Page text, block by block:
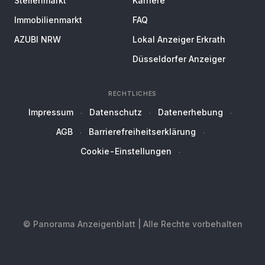
Immobilienmarkt
AZUBI NRW
FAQ
Lokal Anzeiger Erkrath
Düsseldorfer Anzeiger
RECHTLICHES
Impressum Datenschutz
Datenerhebung
AGB
Barrierefreiheitserklärung
Cookie-Einstellungen
© Panorama Anzeigenblatt | Alle Rechte vorbehalten